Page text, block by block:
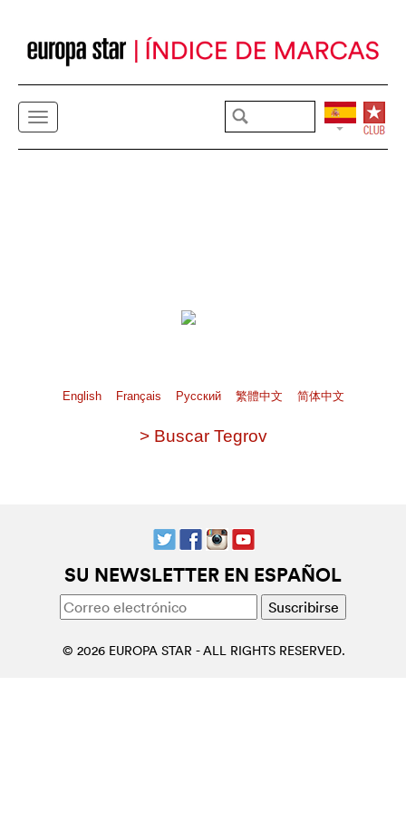
English Français Pусский 繁體中文 简体中文
> Buscar Tegrov
SU NEWSLETTER EN ESPAÑOL
© 2026 EUROPA STAR - ALL RIGHTS RESERVED.